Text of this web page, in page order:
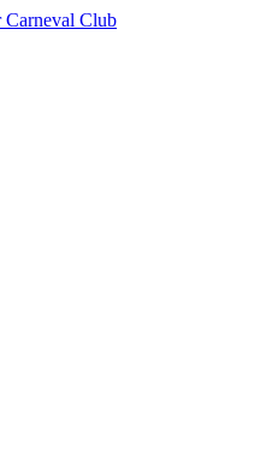
Carneval Club